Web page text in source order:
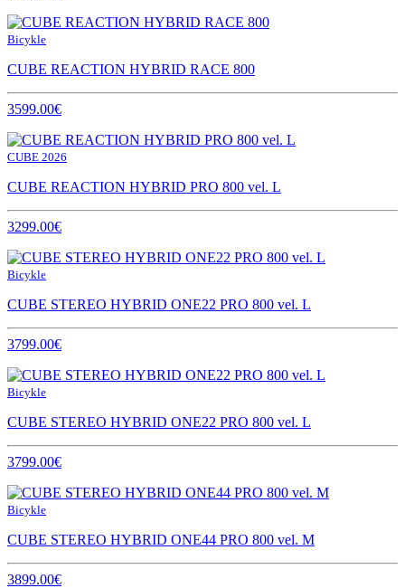
Bicykle
CUBE REACTION HYBRID RACE 800
3599.00€
CUBE 2026
CUBE REACTION HYBRID PRO 800 vel. L
3299.00€
Bicykle
CUBE STEREO HYBRID ONE22 PRO 800 vel. L
3799.00€
Bicykle
CUBE STEREO HYBRID ONE22 PRO 800 vel. L
3799.00€
Bicykle
CUBE STEREO HYBRID ONE44 PRO 800 vel. M
3899.00€